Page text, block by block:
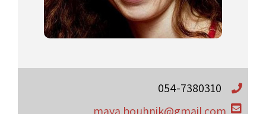
054-7380310
maya.bouhnik@gmail.com